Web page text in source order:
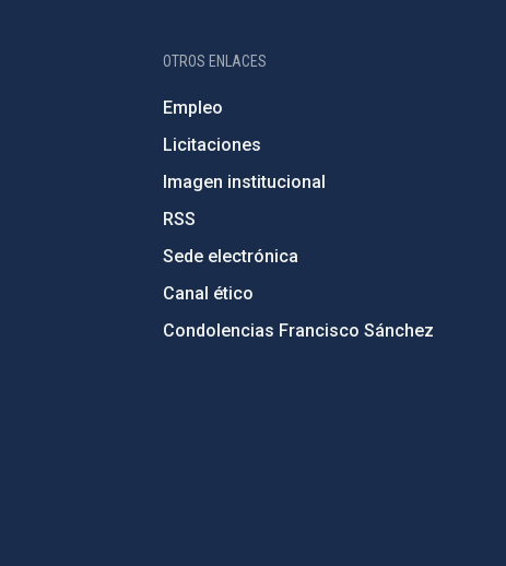
OTROS ENLACES
Empleo
Licitaciones
Imagen institucional
RSS
Sede electrónica
Canal ético
Condolencias Francisco Sánchez